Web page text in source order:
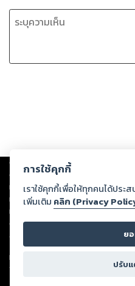
Copyright © 2026
ต่อผลงานหรือเนื้อหาใดที่อัปโหลดผ่านเ
ทรัพย์สินทางปัญญาของบุคคลอื่นหรือขั
ทุกท่านโปรดใช้วิจารณญาณในการกลั่น
หนึ่งส่วนใดขัดต่อกฎหมายและศีลธรรม
ดำเนินการในทันที ทั้งนี้ ทางสตอรี่ล็อ
ลิขสิทธิ์ พ.ศ. 2537 (ฉบับล่าสุด)
For support: member@ookbee.com
Version
การใช้คุกกี้
เราใช้คุกกี้เพื่อให้ทุกคนได้ประ
เพิ่มเติม คลิก (Privacy
ย
ปรับ